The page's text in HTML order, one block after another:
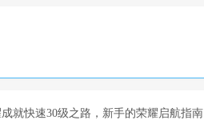
就快速30级之路，新手的荣耀启航指南